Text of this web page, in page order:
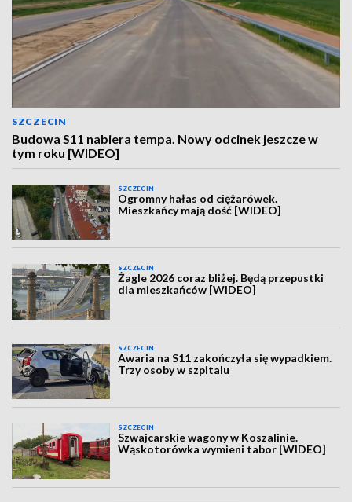
SZCZECIN
Budowa S11 nabiera tempa. Nowy odcinek jeszcze w
tym roku [WIDEO]
SZCZECIN
Ogromny hałas od ciężarówek.
Mieszkańcy mają dość [WIDEO]
SZCZECIN
Żagle 2026 coraz bliżej. Będą przepustki
dla mieszkańców [WIDEO]
SZCZECIN
Awaria na S11 zakończyła się wypadkiem.
Trzy osoby w szpitalu
SZCZECIN
Szwajcarskie wagony w Koszalinie.
Wąskotorówka wymieni tabor [WIDEO]